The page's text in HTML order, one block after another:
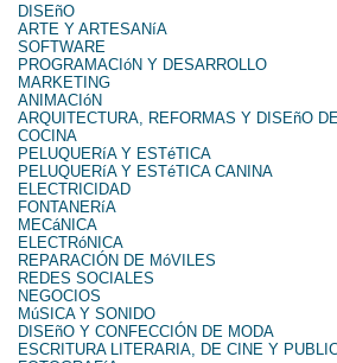
DISEñO
ARTE Y ARTESANíA
SOFTWARE
PROGRAMACIóN Y DESARROLLO
MARKETING
ANIMACIóN
ARQUITECTURA, REFORMAS Y DISEñO
COCINA
PELUQUERíA Y ESTéTICA
PELUQUERíA Y ESTéTICA CANINA
ELECTRICIDAD
FONTANERíA
MECáNICA
ELECTRóNICA
REPARACIÓN DE MóVILES
REDES SOCIALES
NEGOCIOS
MúSICA Y SONIDO
DISEñO Y CONFECCIÓN DE MODA
ESCRITURA LITERARIA, DE CINE Y